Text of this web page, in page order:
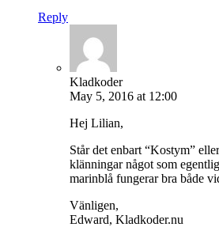
Reply
Kladkoder
May 5, 2016 at 12:00
Hej Lilian,
Står det enbart “Kostym”
klänningar något som
marinblå fungerar bra både
Vänligen,
Edward, Kladkoder.nu